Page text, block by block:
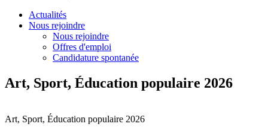
Actualités
Nous rejoindre
Nous rejoindre
Offres d'emploi
Candidature spontanée
Art, Sport, Éducation populaire 2026
Art, Sport, Éducation populaire 2026